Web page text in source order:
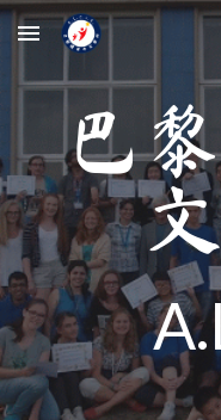
Skip to main content
巴